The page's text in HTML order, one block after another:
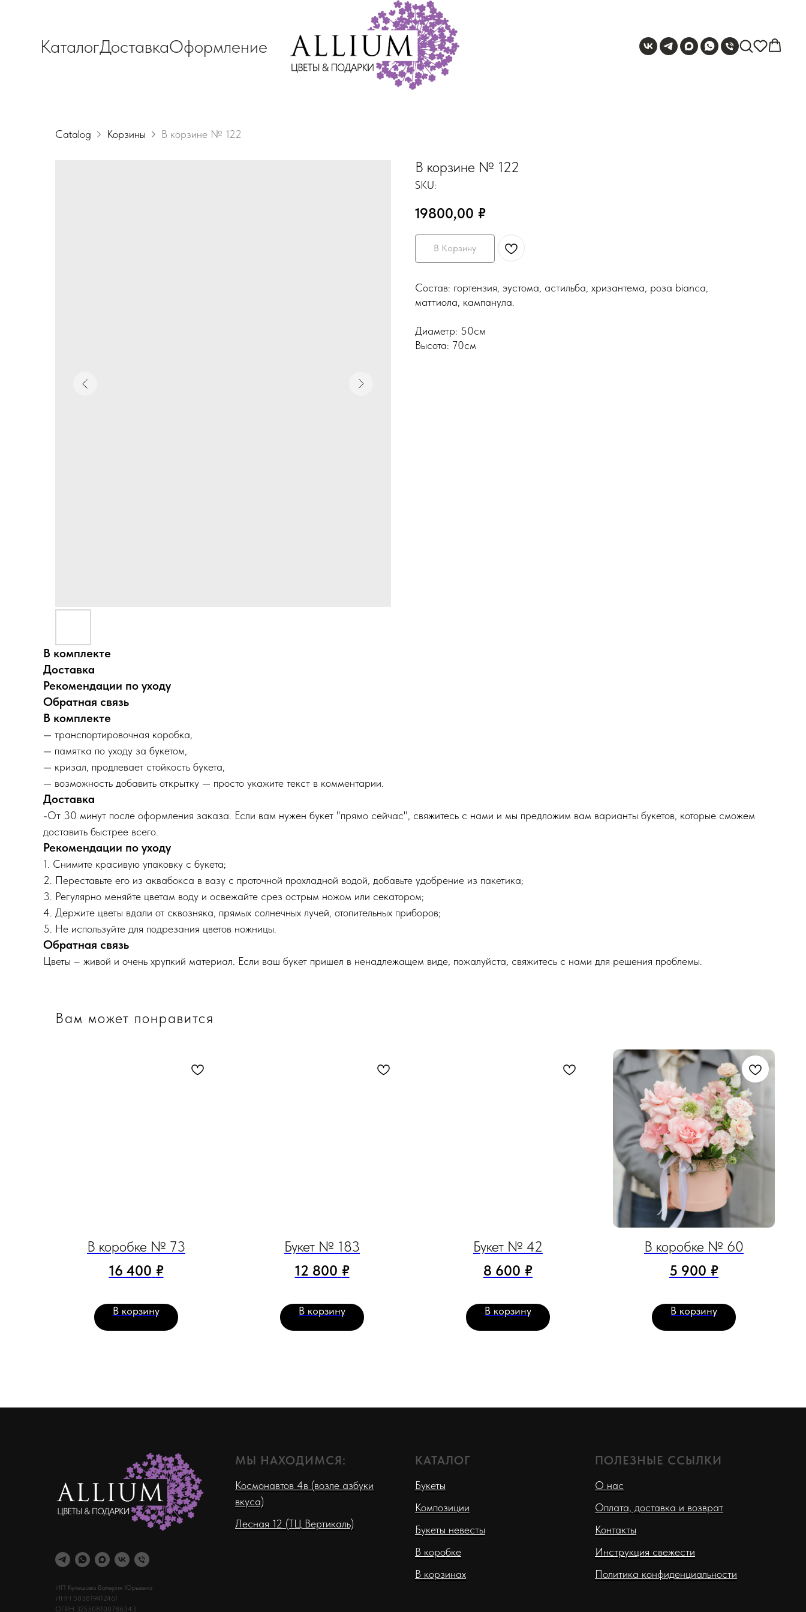
КаталогДоставкаОформление
Catalog Корзины В корзине № 122
В корзине № 122
SKU:
19800,00 ₽
В Корзину
Состав: гортензия, эустома, астильба, хризантема, роза bianca,
маттиола, кампанула.
Диаметр: 50см
Высота: 70см
В комплекте
Доставка
Рекомендации по уходу
Обратная связь
В комплекте
— транспортировочная коробка,
— памятка по уходу за букетом,
— кризал, продлевает стойкость букета,
— возможность добавить открытку — просто укажите текст в комментарии.
Доставка
-От 30 минут после оформления заказа. Если вам нужен букет "прямо сейчас", свяжитесь с нами и мы предложим вам варианты букетов, которые сможем
доставить быстрее всего.
Рекомендации по уходу
1. Снимите красивую упаковку с букета;
2. Переставьте его из аквабокса в вазу с проточной прохладной водой, добавьте удобрение из пакетика;
3. Регулярно меняйте цветам воду и освежайте срез острым ножом или секатором;
4. Держите цветы вдали от сквозняка, прямых солнечных лучей, отопительных приборов;
5. Не используйте для подрезания цветов ножницы.
Обратная связь
Цветы – живой и очень хрупкий материал. Если ваш букет пришел в ненадлежащем виде, пожалуйста, свяжитесь с нами для решения проблемы.
Вам может понравится
В коробке № 73
16 400 ₽
В корзину
Букет № 183
12 800 ₽
В корзину
Букет № 42
8 600 ₽
В корзину
В коробке № 60
5 900 ₽
В корзину
ИП Кулешова Валерия Юрьевна
ИНН 503819412461
ОГРН 325508100786343
МЫ НАХОДИМСЯ:
Космонавтов 4в (возле азбуки
вкуса)
Лесная 12 (ТЦ Вертикаль)
КАТАЛОГ
Букеты
Композиции
Букеты невесты
В коробке
В корзинах
ПОЛЕЗНЫЕ ССЫЛКИ
О нас
Оплата, доставка и возврат
Контакты
Инструкция свежести
Политика конфиденциальности